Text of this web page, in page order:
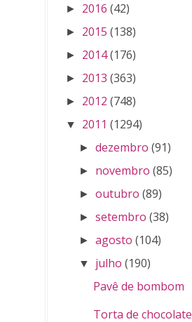
► 2016 (42)
► 2015 (138)
► 2014(176)
► 2013 (363)
► 2012 (748)
▼ 2011 (1294)
►dezembro (91)
► novembro (85)
►outubro (89)
►setembro (38)
►agosto (104)
▼ julho (190)
Pavê de bombom
Torta de chocolate